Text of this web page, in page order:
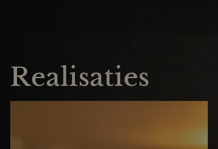
Realisaties